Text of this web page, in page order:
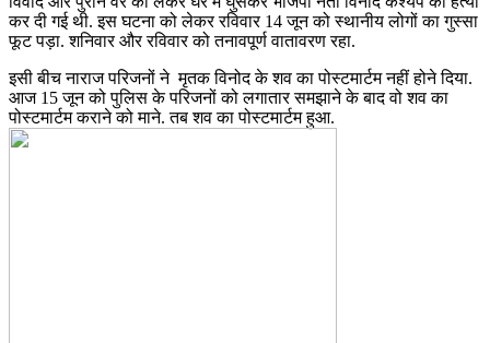
कर दी गई थी. इस घटना को लेकर रविवार 14 जून को स्थानीय लोगों का गुस्सा
फूट पड़ा. शनिवार और रविवार को तनावपूर्ण वातावरण रहा.
इसी बीच नाराज परिजनों ने मृतक विनोद के शव का पोस्टमार्टम नहीं होने दिया.
आज 15 जून को पुलिस के परिजनों को लगातार समझाने के बाद वो शव का
पोस्टमार्टम कराने को माने. तब शव का पोस्टमार्टम हुआ.